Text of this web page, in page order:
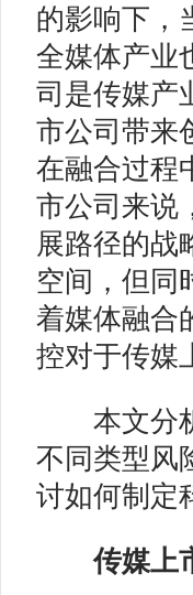
的影响下，
全媒体产业
司是传媒产
市公司带来
在融合过程
市公司来说
展路径的战
空间，但同
着媒体融合
控对于传媒
本文分析
不同类型风
讨如何制定
传媒上市